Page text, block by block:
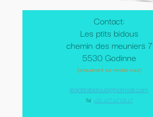
Contact:
Les ptits bidous
chemin des meuniers 7
5530 Godinne
(uniquement sur rendez-vous)
lesptitsbidous@hotmail.com
Tel: +32 477 47 05 17